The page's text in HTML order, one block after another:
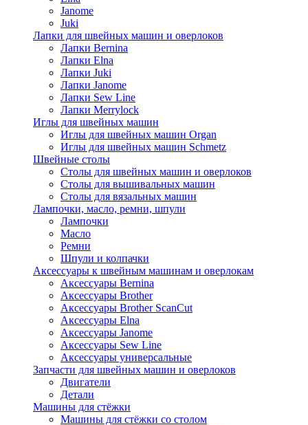
Janome
Juki
Лапки для швейных машин и оверлоков
Лапки Bernina
Лапки Elna
Лапки Juki
Лапки Janome
Лапки Sew Line
Лапки Merrylock
Иглы для швейных машин
Иглы для швейных машин Organ
Иглы для швейных машин Schmetz
Швейные столы
Столы для швейных машин и оверлоков
Столы для вышивальных машин
Столы для вязальных машин
Лампочки, масло, ремни, шпули
Лампочки
Масло
Ремни
Шпули и колпачки
Аксессуары к швейным машинам и оверлокам
Аксессуары Bernina
Аксессуары Brother
Аксессуары Brother ScanCut
Аксессуары Elna
Аксессуары Janome
Аксессуары Sew Line
Аксессуары универсальные
Запчасти для швейных машин и оверлоков
Двигатели
Детали
Машины для стёжки
Машины для стёжки со столом